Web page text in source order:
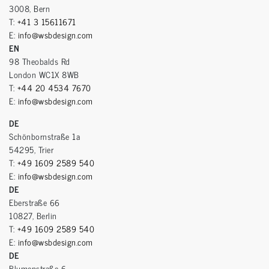
3008, Bern
T: +41 3 15611671
E: info@wsbdesign.com
EN
98 Theobalds Rd
London WC1X 8WB
T: +44 20 4534 7670
E: info@wsbdesign.com
DE
Schönbornstraße 1a
54295, Trier
T: +49 1609 2589 540
E: info@wsbdesign.com
DE
Eberstraße 66
10827, Berlin
T: +49 1609 2589 540
E: info@wsbdesign.com
DE